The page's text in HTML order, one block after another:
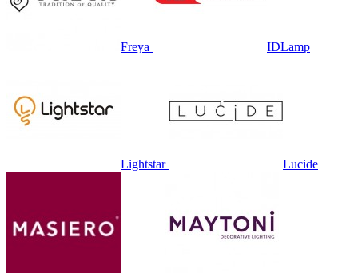
Freya IDLamp
Lightstar Lucide